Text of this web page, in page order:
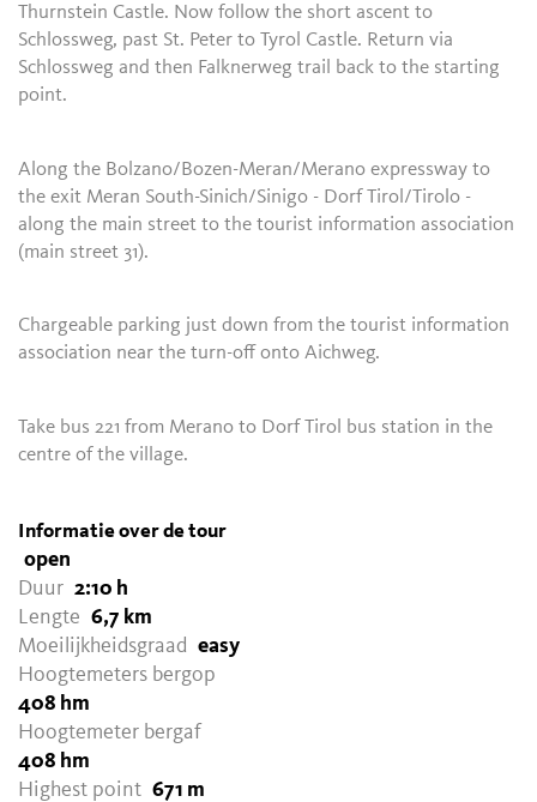
Thurnstein Castle. Now follow the short ascent to
Schlossweg, past St. Peter to Tyrol Castle. Return via
Schlossweg and then Falknerweg trail back to the starting
point.
Along the Bolzano/Bozen-Meran/Merano expressway to
the exit Meran South-Sinich/Sinigo - Dorf Tirol/Tirolo -
along the main street to the tourist information association
(main street 31).
Chargeable parking just down from the tourist information
association near the turn-off onto Aichweg.
Take bus 221 from Merano to Dorf Tirol bus station in the
centre of the village.
Informatie over de tour
open
Duur 2:10 h
Lengte 6,7 km
Moeilijkheidsgraad
easy
Hoogtemeters bergop
408 hm
Hoogtemeter bergaf
408 hm
Highest point 671 m